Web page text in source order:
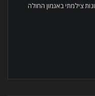
צילמתי באגמון החולה